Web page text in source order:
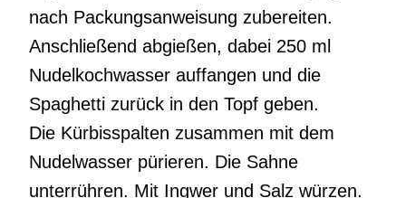
nach Packungsanweisung zubereiten.
Anschließend abgießen, dabei 250 ml
Nudelkochwasser auffangen und die
Spaghetti zurück in den Topf geben.
Die Kürbisspalten zusammen mit dem
Nudelwasser pürieren. Die Sahne
unterrühren. Mit Ingwer und Salz würzen.